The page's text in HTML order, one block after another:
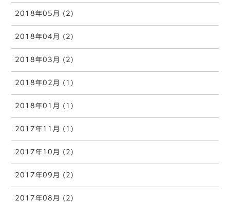
2018年05月 (2)
2018年04月 (2)
2018年03月 (2)
2018年02月 (1)
2018年01月 (1)
2017年11月 (1)
2017年10月 (2)
2017年09月 (2)
2017年08月 (2)